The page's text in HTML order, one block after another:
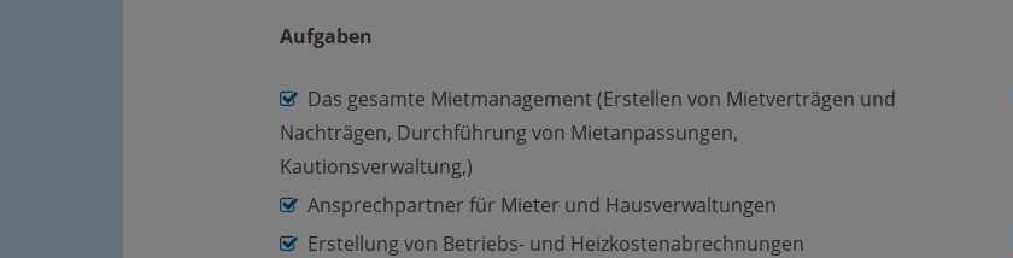
Aufgaben
Das gesamte Mietmanagement (Erstellen von Mietverträgen und
Nachträgen, Durchführung von Mietanpassungen,
Kautionsverwaltung,)
Ansprechpartner für Mieter und Hausverwaltungen
Erstellung von Betriebs- und Heizkostenabrechnungen